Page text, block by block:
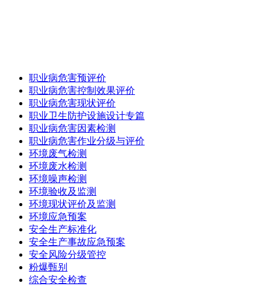
职业病危害预评价
职业病危害控制效果评价
职业病危害现状评价
职业卫生防护设施设计专篇
职业病危害因素检测
职业病危害作业分级与评价
环境废气检测
环境废水检测
环境噪声检测
环境验收及监测
环境现状评价及监测
环境应急预案
安全生产标准化
安全生产事故应急预案
安全风险分级管控
粉爆甄别
综合安全检查